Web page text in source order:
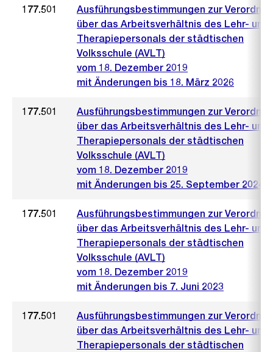
177.501
Ausführungsbestimmungen zur
über das Arbeitsverhältnis des Lehr- und
Therapiepersonals der städtischen
Volksschule (AVLT)
vom 18. Dezember 2019
mit Änderungen bis 18. März 2026
177.501
Ausführungsbestimmungen zur
über das Arbeitsverhältnis des Lehr- und
Therapiepersonals der städtischen
Volksschule (AVLT)
vom 18. Dezember 2019
mit Änderungen bis 25. September 2024
177.501
Ausführungsbestimmungen zur
über das Arbeitsverhältnis des Lehr- und
Therapiepersonals der städtischen
Volksschule (AVLT)
vom 18. Dezember 2019
mit Änderungen bis 7. Juni 2023
177.501
Ausführungsbestimmungen zur
über das Arbeitsverhältnis des Lehr- und
Therapiepersonals der städtischen